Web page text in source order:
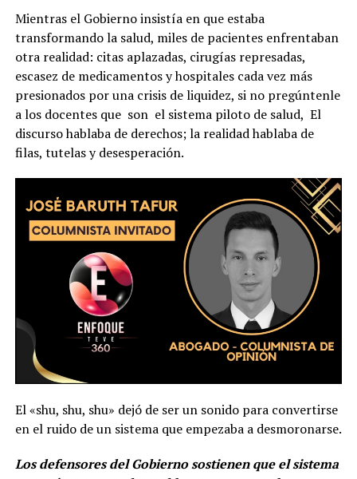
Mientras el Gobierno insistía en que estaba
transformando la salud, miles de pacientes enfrentaban
otra realidad: citas aplazadas, cirugías represadas,
escasez de medicamentos y hospitales cada vez más
presionados por una crisis de liquidez, si no pregúntenle
a los docentes que son el sistema piloto de salud, El
discurso hablaba de derechos; la realidad hablaba de
filas, tutelas y desesperación.
El «shu, shu, shu» dejó de ser un sonido para convertirse
en el ruido de un sistema que empezaba a desmoronarse.
Los defensores del Gobierno sostienen que el sistema